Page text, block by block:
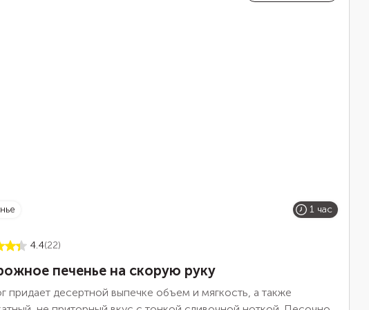
1 час
4.4(22)
печенье на скорую руку
придает десертной выпечке объем и мягкость, а также